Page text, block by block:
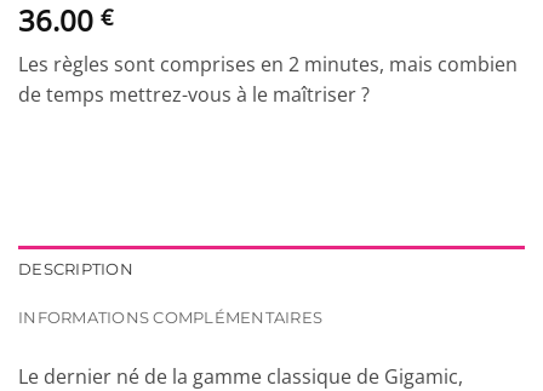
36.00 €
Les règles sont comprises en 2 minutes, mais combien
de temps mettrez-vous à le maîtriser ?
DESCRIPTION
INFORMATIONS COMPLÉMENTAIRES
Le dernier né de la gamme classique de Gigamic,